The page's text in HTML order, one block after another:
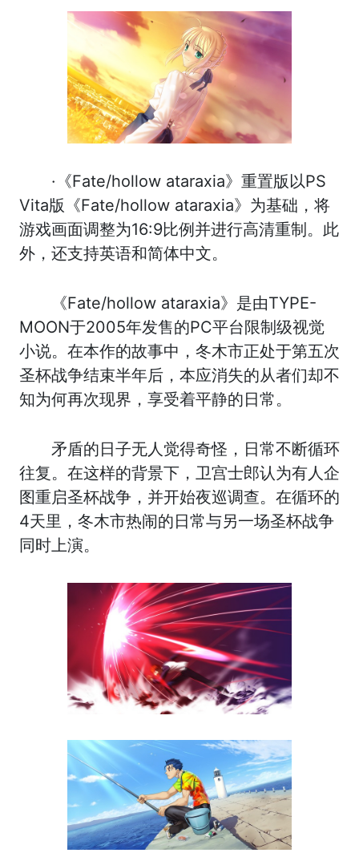
·《Fate/hollow ataraxia》重置版以PS
Vita版《Fate/hollow ataraxia》为基础，将
游戏画面调整为16:9比例并进行高清重制。此
外，还支持英语和简体中文。
《Fate/hollow ataraxia》是由TYPE-
MOON于2005年发售的PC平台限制级视觉
小说。在本作的故事中，冬木市正处于第五次
圣杯战争结束半年后，本应消失的从者们却不
知为何再次现界，享受着平静的日常。
矛盾的日子无人觉得奇怪，日常不断循环
往复。在这样的背景下，卫宫士郎认为有人企
图重启圣杯战争，并开始夜巡调查。在循环的
4天里，冬木市热闹的日常与另一场圣杯战争
同时上演。